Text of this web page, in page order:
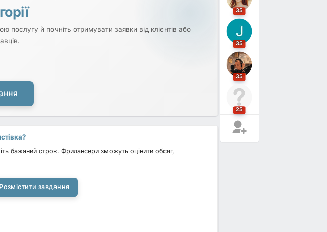
послугу й почніть отримувати заявки від клієнтів або
бажаний строк. Фрилансери зможуть оцінити обсяг,
Розмістити завдання
35
35
35
25